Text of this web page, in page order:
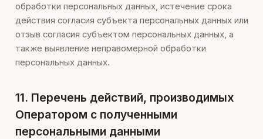
обработки персональных данных, истечение срока
действия согласия субъекта персональных данных или
отзыв согласия субъектом персональных данных, а
также выявление неправомерной обработки
персональных данных.
11. Перечень действий, производимых
Оператором с полученными
персональными данными